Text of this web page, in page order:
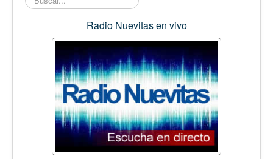
Medio Ambiente
Ciencia, tecnología y curiosidades
Francés
Inglés
Desempolvando la historia
Radio Nuevitas en vivo